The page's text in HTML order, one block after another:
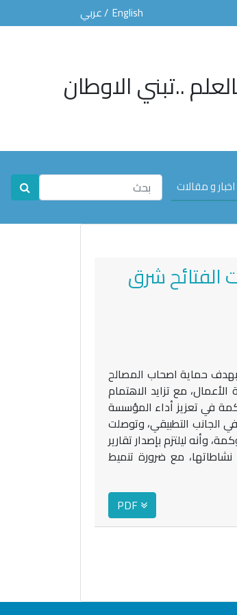
English / عربي
..تبني الاوطان
اخبار و مقالات
الفتائح شرق
بهدف حماية اصحاب المصالح
مع تزايد الاهتمام
في تعزيز أداء المؤسسة
الجانب التطبيقي، وتوصلت
وأنه ليلتزم بإصدار تقارير
مع ضرورة تنميط